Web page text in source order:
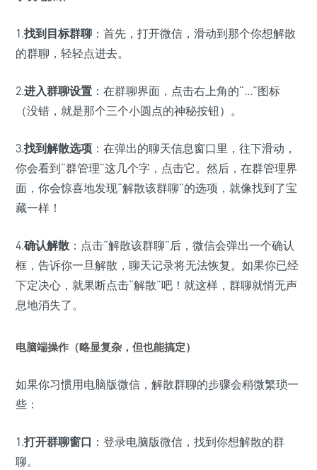
1.找到目标群聊 ：首先，打开微信，滑动到那个你想解散
的群聊，轻轻点进去。
2.进入群聊设置 ：在群聊界面，点击右上角的“...”图标
（没错，就是那个三个小圆点的神秘按钮）。
3.找到解散选项 ：在弹出的聊天信息窗口里，往下滑动，
你会看到“群管理”这几个字，点击它。然后，在群管理界
面，你会惊喜地发现“解散该群聊”的选项，就像找到了宝
藏一样！
4.确认解散 ：点击“解散该群聊”后，微信会弹出一个确认
框，告诉你一旦解散，聊天记录将无法恢复。如果你已经
下定决心，就果断点击“解散”吧！就这样，群聊就悄无声
息地消失了。
电脑端操作（略显复杂，但也能搞定）
如果你习惯用电脑版微信，解散群聊的步骤会稍微繁琐一
些：
1.打开群聊窗口 ：登录电脑版微信，找到你想解散的群
聊。